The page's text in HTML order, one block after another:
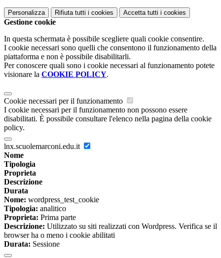
Personalizza Rifiuta tutti i cookies Accetta tutti i cookies
Gestione cookie
In questa schermata è possibile scegliere quali cookie consentire.
I cookie necessari sono quelli che consentono il funzionamento della
piattaforma e non è possibile disabilitarli.
Per conoscere quali sono i cookie necessari al funzionamento potete
visionare la COOKIE POLICY.
Cookie necessari per il funzionamento
I cookie necessari per il funzionamento non possono essere
disabilitati. È possibile consultare l'elenco nella pagina della cookie
policy.
lnx.scuolemarconi.edu.it
Nome
Tipologia
Proprieta
Descrizione
Durata
Nome: wordpress_test_cookie
Tipologia: analitico
Proprieta: Prima parte
Descrizione: Utilizzato su siti realizzati con Wordpress. Verifica se il
browser ha o meno i cookie abilitati
Durata: Sessione